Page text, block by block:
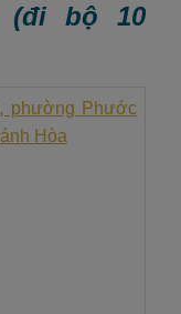
(đi bộ 10
phường Phước
Hòa